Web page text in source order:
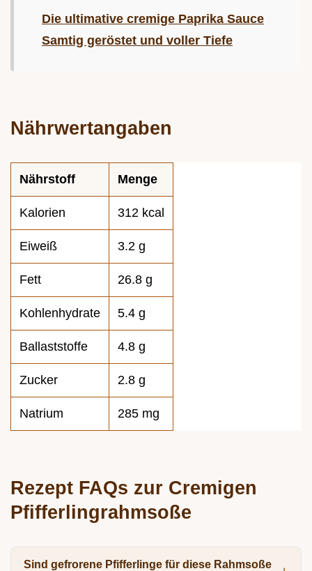
Die ultimative cremige Paprika Sauce
Samtig geröstet und voller Tiefe
Nährwertangaben
Nährstoff Menge
Kalorien 312 kcal
Eiweiß 3.2 g
Fett 26.8 g
Kohlenhydrate 5.4 g
Ballaststoffe 4.8 g
Zucker 2.8 g
Natrium 285 mg
Rezept FAQs zur Cremigen
Pfifferlingrahmsoße
Sind gefrorene Pfifferlinge für diese Rahmsoße